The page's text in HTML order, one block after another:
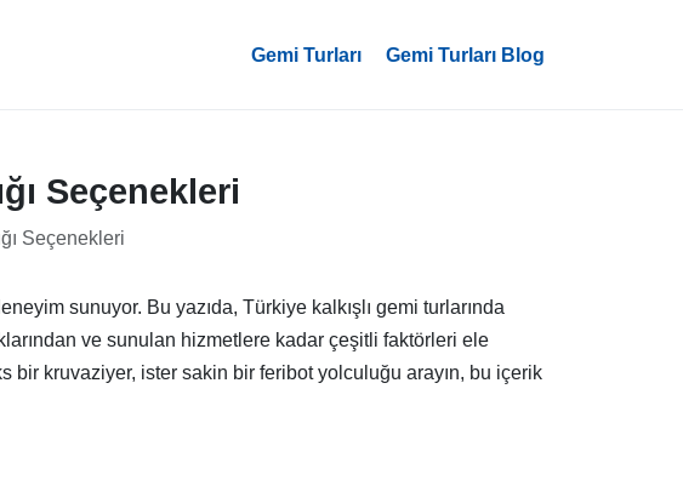
Gemi Turları Gemi Turları Blog
Seçenekleri
Seçenekleri
sunuyor. Bu yazıda, Türkiye kalkışlı gemi turlarında
ve sunulan hizmetlere kadar çeşitli faktörleri ele
bir kruvaziyer, ister sakin bir feribot yolculuğu arayın, bu içerik